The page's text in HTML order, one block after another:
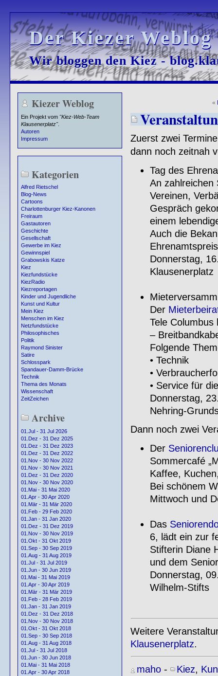
Der Kiezer
Der Kiezer
Wir bloggen den Kiez -
Wir bloggen den Kiez -
Kiezer Weblog
Ein Projekt vom "Kiez-Web-Team
Klausenerplatz".
Autoren
Impressum
Kategorien
Alfred Rietschel
Blog-News
Cartoons
Charlottenburger Kiez-Kanonen
Freiraum
Gastautoren
Geschichte
Gesellschaft
Gewerbe im Kiez
Gewinnspiel
Grabowskis Katze
Kiez
Kiezfundstücke
KiezRadio
Kiezreportagen
Kinder und Jugendliche
Kunst und Kultur
Mein Kiez
Menschen im Kiez
Netzfundstücke
Philosophisches
Politik
Raymond Sinister
Satire
Schlosspark
Spandauer-Damm-Brücke
Technik
Thema des Monats
Wissenschaft
ZeitZeichen
Archive
01.Jul - 31 Jul 2026
01.Dez - 31 Dez 2025
01.Dez - 31 Dez 2023
01.Dez - 31 Dez 2022
01.Nov - 30 Nov 2022
01.Nov - 30 Nov 2021
01.Dez - 31 Dez 2020
01.Nov - 30 Nov 2020
01.Mai - 31 Mai 2020
01.Apr - 30 Apr 2020
01.Mär - 31 Mär 2020
01.Feb - 29 Feb 2020
01.Jan - 31 Jan 2020
01.Dez - 31 Dez 2019
01.Nov - 30 Nov 2019
01.Okt - 31 Okt 2019
01.Sep - 30 Sep 2019
01.Aug - 31 Aug 2019
01.Jul - 31 Jul 2019
01.Jun - 30 Jun 2019
01.Mai - 31 Mai 2019
01.Apr - 30 Apr 2019
01.Mär - 31 Mär 2019
01.Feb - 28 Feb 2019
01.Jan - 31 Jan 2019
01.Dez - 31 Dez 2018
01.Nov - 30 Nov 2018
01.Okt - 31 Okt 2018
01.Sep - 30 Sep 2018
01.Aug - 31 Aug 2018
01.Jul - 31 Jul 2018
01.Jun - 30 Jun 2018
01.Mai - 31 Mai 2018
01.Apr - 30 Apr 2018
«
Zuerst zwei
dann noch zeitnah
Tag des
An zahlreichen
Vereinen,
Gespräch
einem
Auch die
Donnerstag,
Klausenerplatz
Der
Tele Columbus
–
Folgende
• Technik
•
• Service für
Donnerstag,
Nehring-
Dann noch zwei
Der
Sommercafé
Kaffee,
Bei schönem
Mittwoch und
Das
6, lädt ein zur
Stifterin Diane
und dem
Donnerstag,
Wilhelm-Stifts
Weitere
Klausenerplatz.
maho- Kiez,